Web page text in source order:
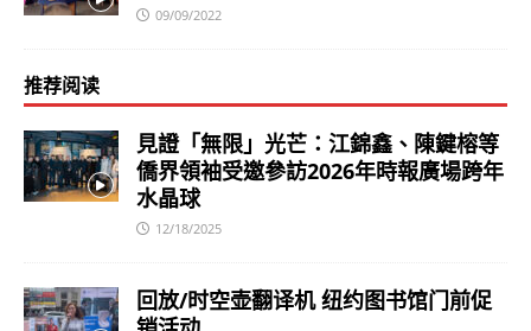
09/09/2022
推荐阅读
見證「無限」光芒：江錦鑫、陳鍵榕等
僑界領袖受邀參訪2026年時報廣場跨年
水晶球
12/18/2025
回放/时空壶翻译机 纽约图书馆门前促